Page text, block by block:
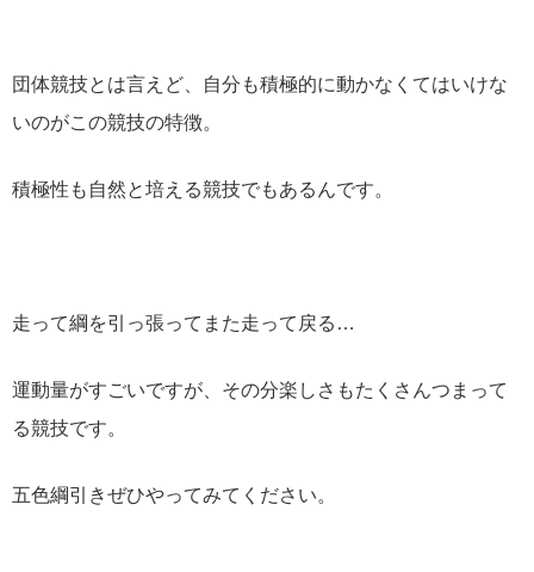
団体競技とは言えど、自分も積極的に動かなくてはいけな
いのがこの競技の特徴。
積極性も自然と培える競技でもあるんです。
走って綱を引っ張ってまた走って戻る…
運動量がすごいですが、その分楽しさもたくさんつまって
る競技です。
五色綱引きぜひやってみてください。